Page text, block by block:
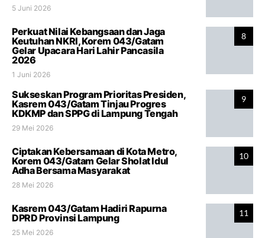
5 Juni 2026
8
Perkuat Nilai Kebangsaan dan Jaga
Keutuhan NKRI, Korem 043/Gatam
Gelar Upacara Hari Lahir Pancasila
2026
1 Juni 2026
9
Sukseskan Program Prioritas Presiden,
Kasrem 043/Gatam Tinjau Progres
KDKMP dan SPPG di Lampung Tengah
29 Mei 2026
10
Ciptakan Kebersamaan di Kota Metro,
Korem 043/Gatam Gelar Sholat Idul
Adha Bersama Masyarakat
28 Mei 2026
11
Kasrem 043/Gatam Hadiri Rapurna
DPRD Provinsi Lampung
25 Mei 2026